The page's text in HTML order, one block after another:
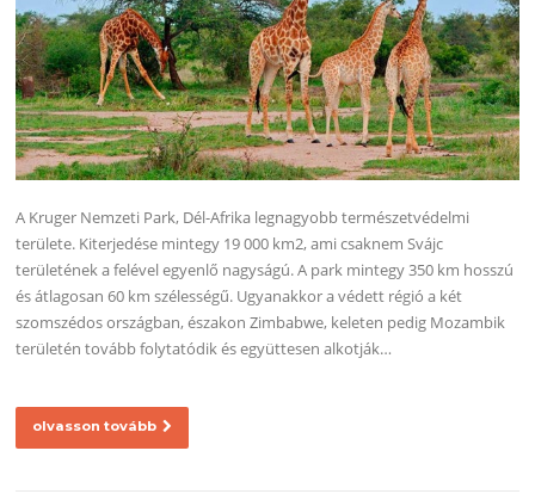
A Kruger Nemzeti Park, Dél-Afrika legnagyobb természetvédelmi
területe. Kiterjedése mintegy 19 000 km2, ami csaknem Svájc
területének a felével egyenlő nagyságú. A park mintegy 350 km hosszú
és átlagosan 60 km szélességű. Ugyanakkor a védett régió a két
szomszédos országban, északon Zimbabwe, keleten pedig Mozambik
területén tovább folytatódik és együttesen alkotják…
olvasson tovább